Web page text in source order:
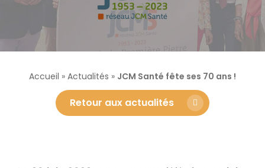
Accueil » Actualités » JCM Santé fête ses 70 ans !
Retour aux actualités